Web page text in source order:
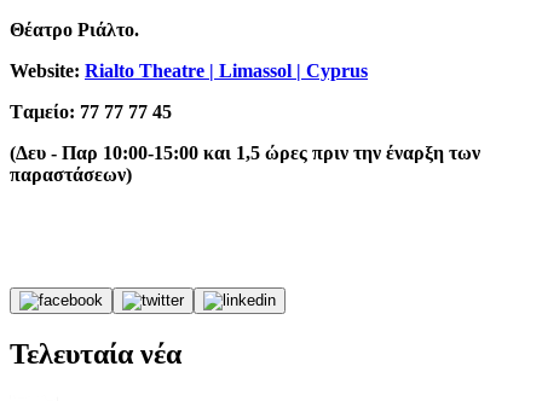
Θέατρο Ριάλτο.
Website: Rialto Theatre | Limassol | Cyprus
Tαμείο: 77 77 77 45
(Δευ - Παρ 10:00-15:00 και 1,5 ώρες πριν την έναρξη των
παραστάσεων)
Τελευταία νέα